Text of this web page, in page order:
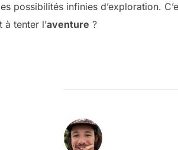
possibilités infinies d’exploration.
à tenter l’aventure ?
AUTEUR DE LA